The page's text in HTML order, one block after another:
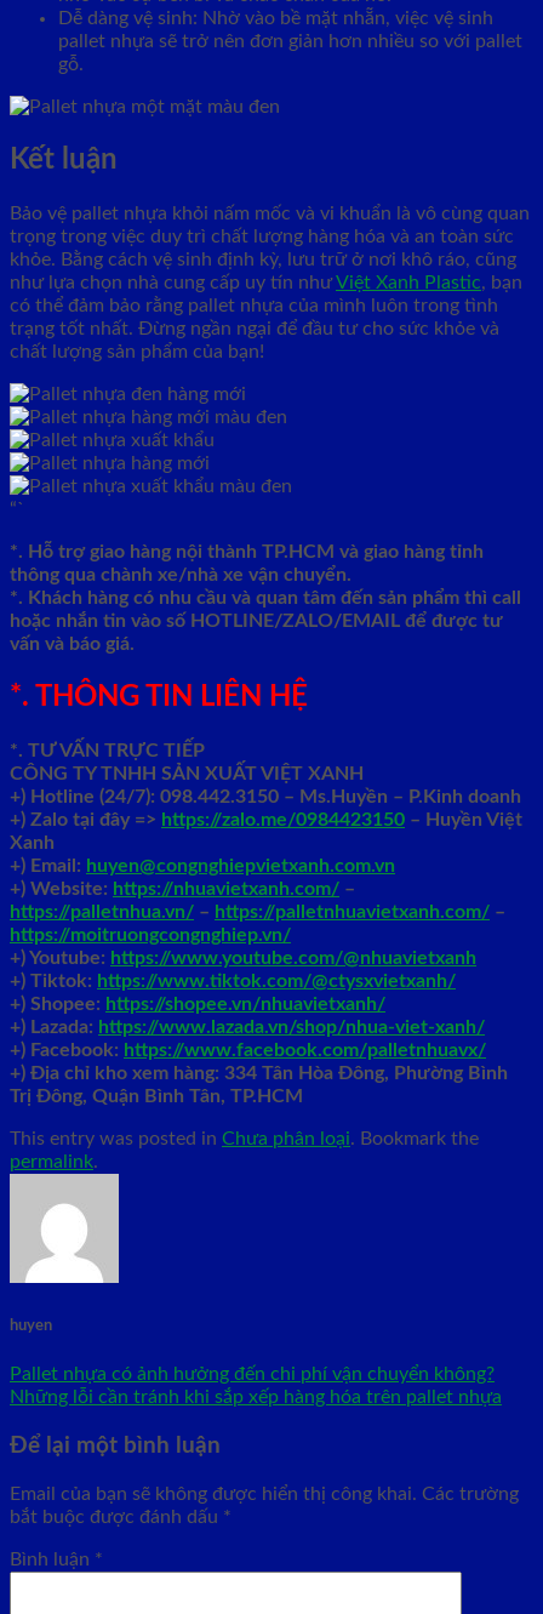
Dễ dàng vệ sinh: Nhờ vào bề mặt nhẵn, việc vệ sinh
pallet nhựa sẽ trở nên đơn giản hơn nhiều so với pallet
gỗ.
Kết luận
Bảo vệ pallet nhựa khỏi nấm mốc và vi khuẩn là vô cùng quan
trọng trong việc duy trì chất lượng hàng hóa và an toàn sức
khỏe. Bằng cách vệ sinh định kỳ, lưu trữ ở nơi khô ráo, cũng
như lựa chọn nhà cung cấp uy tín nhưViệt Xanh Plastic, bạn
có thể đảm bảo rằng pallet nhựa của mình luôn trong tình
trạng tốt nhất. Đừng ngần ngại để đầu tư cho sức khỏe và
chất lượng sản phẩm của bạn!
“`
*. Hỗ trợ giao hàng nội thành TP.HCM và giao hàng tỉnh
thông qua chành xe/nhà xe vận chuyển.
*. Khách hàng có nhu cầu và quan tâm đến sản phẩm thì call
hoặc nhắn tin vào số HOTLINE/ZALO/EMAIL để được tư
vấn và báo giá.
*. THÔNG TIN LIÊN HỆ
*. TƯ VẤN TRỰC TIẾP
CÔNG TY TNHH SẢN XUẤT VIỆT XANH
+) Hotline (24/7): 098.442.3150 – Ms.Huyền – P.Kinh doanh
+) Zalo tại đây => https://zalo.me/0984423150 – Huyền Việt
Xanh
+) Email: huyen@congnghiepvietxanh.com.vn
+) Website: https://nhuavietxanh.com/ –
https://palletnhua.vn/ – https://palletnhuavietxanh.com/ –
https://moitruongcongnghiep.vn/
+) Youtube: https://www.youtube.com/@nhuavietxanh
+) Tiktok: https://www.tiktok.com/@ctysxvietxanh/
+) Shopee: https://shopee.vn/nhuavietxanh/
+) Lazada: https://www.lazada.vn/shop/nhua-viet-xanh/
+) Facebook: https://www.facebook.com/palletnhuavx/
+) Địa chỉ kho xem hàng: 334 Tân Hòa Đông, Phường Bình
Trị Đông, Quận Bình Tân, TP.HCM
This entry was posted in Chưa phân loại. Bookmark the
permalink.
huyen
Pallet nhựa có ảnh hưởng đến chi phí vận chuyển không?
Những lỗi cần tránh khi sắp xếp hàng hóa trên pallet nhựa
Để lại một bình luận
Email của bạn sẽ không được hiển thị công khai. Các trường
bắt buộc được đánh dấu *
Bình luận *